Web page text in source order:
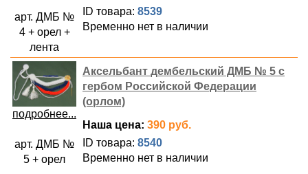
арт. ДМБ №
4 + орел +
лента
ID товара: 8539
Временно нет в наличии
подробнее...
арт. ДМБ №
5 + орел
Аксельбант дембельский ДМБ № 5 с
гербом Российской Федерации
(орлом)
Наша цена: 390 руб.
ID товара: 8540
Временно нет в наличии